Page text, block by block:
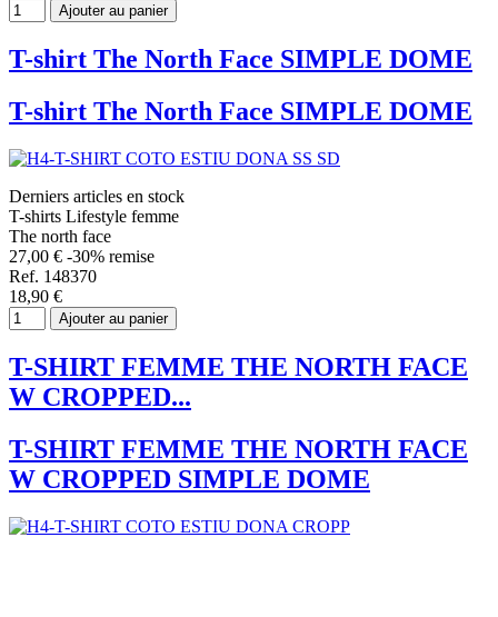
Ajouter au panier
T-shirt The North Face SIMPLE DOME
T-shirt The North Face SIMPLE DOME
Derniers articles en stock
T-shirts Lifestyle femme
The north face
27,00 € -30% remise
Ref. 148370
18,90 €
Ajouter au panier
T-SHIRT FEMME THE NORTH FACE
W CROPPED...
T-SHIRT FEMME THE NORTH FACE
W CROPPED SIMPLE DOME